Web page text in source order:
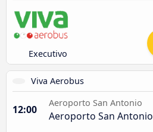
Executivo
Viva Aerobus
12:00
Aeroporto San Antonio
Aeroporto San Antonio